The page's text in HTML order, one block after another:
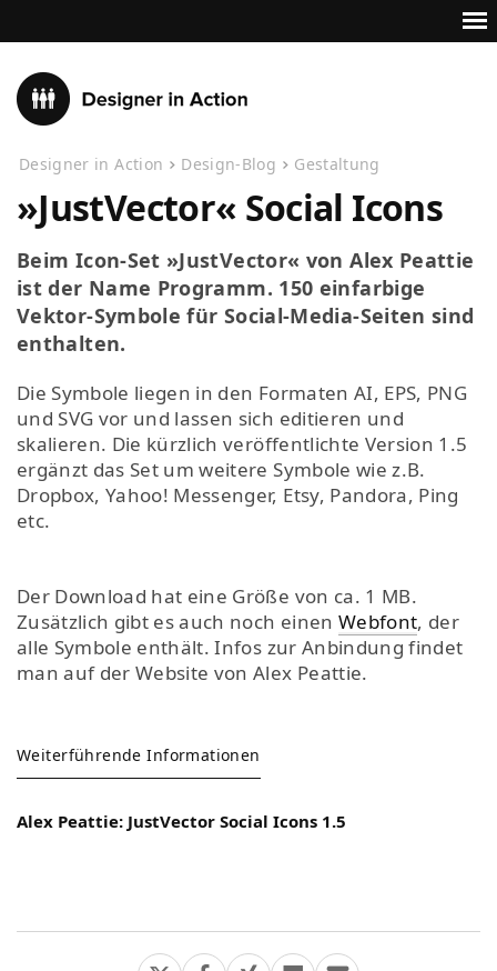
Designer in Action Design-Blog Gestaltung
»JustVector« Social Icons
Beim Icon-Set »JustVector« von Alex Peattie
ist der Name Programm. 150 einfarbige
Vektor-Symbole für Social-Media-Seiten sind
enthalten.
Die Symbole liegen in den Formaten AI, EPS, PNG
und SVG vor und lassen sich editieren und
skalieren. Die kürzlich veröffentlichte Version 1.5
ergänzt das Set um weitere Symbole wie z.B.
Dropbox, Yahoo! Messenger, Etsy, Pandora, Ping
etc.
Der Download hat eine Größe von ca. 1 MB.
Zusätzlich gibt es auch noch einen Webfont, der
alle Symbole enthält. Infos zur Anbindung findet
man auf der Website von Alex Peattie.
Weiterführende Informationen
Alex Peattie: JustVector Social Icons 1.5